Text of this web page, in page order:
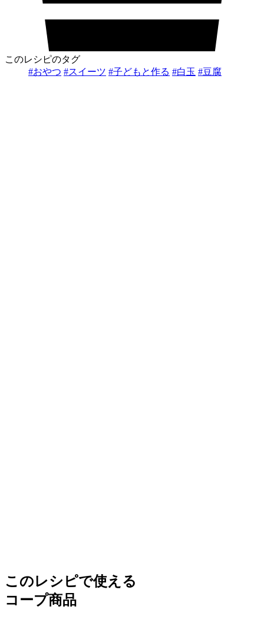
このレシピのタグ
#おやつ #スイーツ #子どもと作る #白玉 #豆腐
このレシピで使える
コープ商品